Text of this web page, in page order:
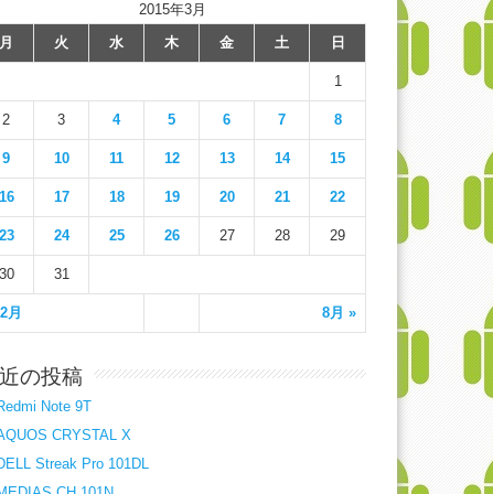
2015年3月
月
火 水 木 金 土 日
月 8月 »
1
2 3 4 5 6 7 8
9 10 11 12 13 14 15
16 17 18 19 20 21 22
23 24 25 26 27 28 29
30 31
の投稿
Note 9T
CRYSTAL X
Streak Pro 101DL